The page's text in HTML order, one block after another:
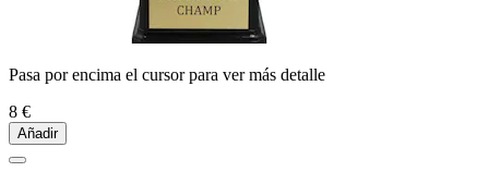
Pasa por encima el cursor para ver más detalle
8 €
Añadir